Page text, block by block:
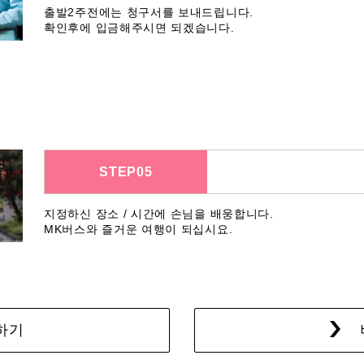
출발2주전에는 청구서를 보내드립니다.
확인후에 입금해주시면 되겠습니다.
STEP05
지정하신 장소 / 시간에 손님을 배웅합니다.
MK버스와 즐거운 여행이 되십시요.
기